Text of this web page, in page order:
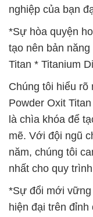
nghiệp của bạn
*Sự hòa quyện
tạo nên bản
Titan * Titanium
Chúng tôi hiểu
Powder Oxit
là chìa khóa để
mẽ. Với đội ngũ
năm, chúng tôi
nhất cho quy
*Sự đổi mới vững
hiện đại trên